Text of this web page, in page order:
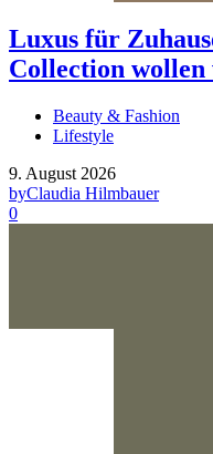
Luxus für
Collection wollen
Beauty & Fashion
Lifestyle
9. August 2026
byClaudia Hilmbauer
0